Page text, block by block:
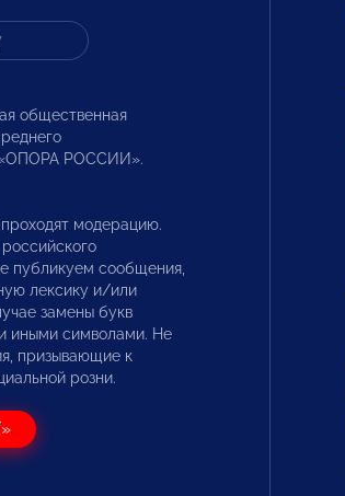
общественная
«ОПОРА РОССИИ».
модерацию.
публикуем сообщения,
лексику и/или
замены букв
иными символами. Не
призывающие к
розни.